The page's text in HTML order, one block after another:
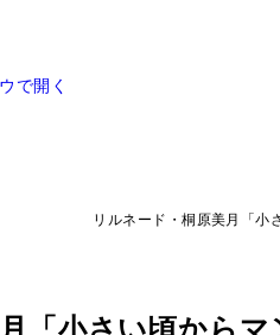
で開く
リルネード・桐原美月「小
「小さい頃から